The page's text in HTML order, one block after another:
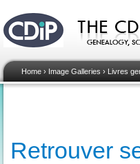
Home › Image Galleries › Livres
Retrouver